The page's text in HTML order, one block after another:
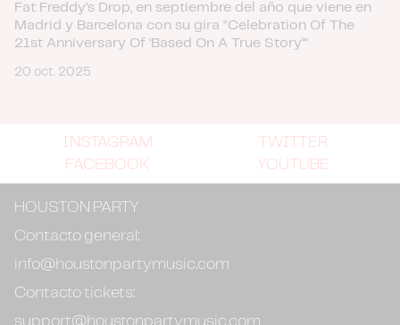
Fat Freddy’s Drop, en septiembre del año que viene en
Madrid y Barcelona con su gira “Celebration Of The
21st Anniversary Of ‘Based On A True Story’”
20 oct. 2025
INSTAGRAM
TWITTER
FACEBOOK
YOUTUBE
HOUSTON PARTY
Contacto general:
info@houstonpartymusic.com
Contacto tickets:
support@houstonpartymusic.com